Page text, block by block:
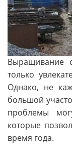
Выращивание
только
Однако, не
большой
проблемы
которые
время года.